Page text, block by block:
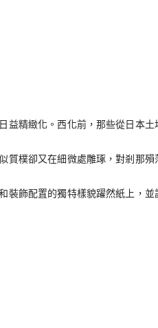
精緻化。西化前，那些從日本
樸卻又在細微處雕琢，對剎那
飾配置的獨特樣貌躍然紙上，